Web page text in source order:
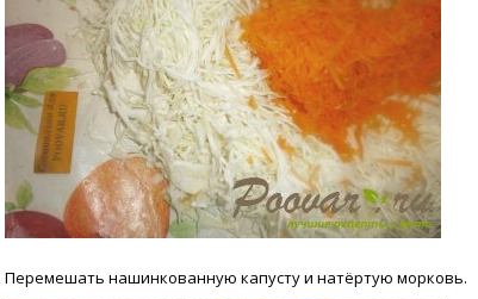
Перемешать нашинкованную капусту и натёртую морковь.